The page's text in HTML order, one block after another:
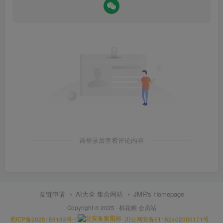
请登录后查看评论内容
友链申请 AI大全 集合网站 JMR's Homepage
Copyright © 2025 · 棉花糖 会员站
蜀ICP备2025159183号-1
川公网安备51152402000171号